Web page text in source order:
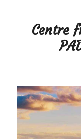
Centre